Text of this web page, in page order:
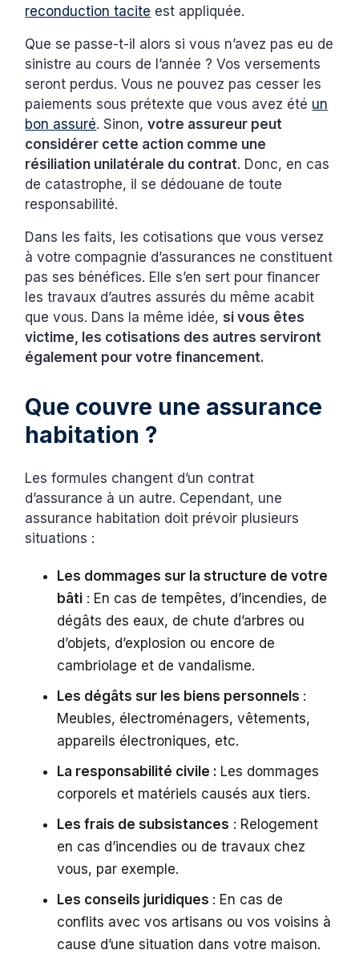
reconduction tacite est appliquée.
Que se passe-t-il alors si vous n’avez pas eu de
sinistre au cours de l’année ? Vos versements
seront perdus. Vous ne pouvez pas cesser les
paiements sous prétexte que vous avez été un
bon assuré. Sinon,votre assureur peut
considérer cette action comme une
résiliation unilatérale du contrat. Donc, en cas
de catastrophe, il se dédouane de toute
responsabilité.
Dans les faits, les cotisations que vous versez
à votre compagnie d’assurances ne constituent
pas ses bénéfices. Elle s’en sert pour financer
les travaux d’autres assurés du même acabit
que vous. Dans la même idée,si vous êtes
victime, les cotisations des autres serviront
également pour votre financement.
Que couvre une assurance
habitation ?
Les formules changent d’un contrat
d’assurance à un autre. Cependant, une
assurance habitation doit prévoir plusieurs
situations :
Les dommages sur la structure de votre
bâti : En cas de tempêtes, d’incendies, de
dégâts des eaux, de chute d’arbres ou
d’objets, d’explosion ou encore de
cambriolage et de vandalisme.
Les dégâts sur les biens personnels :
Meubles, électroménagers, vêtements,
appareils électroniques, etc.
La responsabilité civile : Les dommages
corporels et matériels causés aux tiers.
Les frais de subsistances : Relogement
en cas d’incendies ou de travaux chez
vous, par exemple.
Les conseils juridiques : En cas de
conflits avec vos artisans ou vos voisins à
cause d’une situation dans votre maison.